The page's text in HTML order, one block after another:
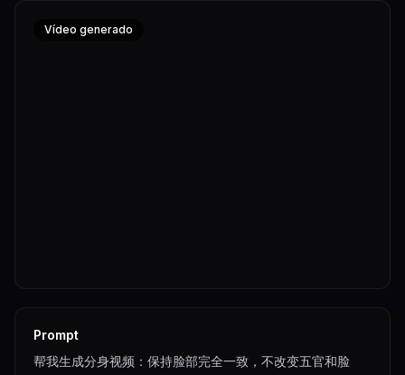
Vídeo generado
Prompt
帮我生成分身视频：保持脸部完全一致，不改变五官和脸